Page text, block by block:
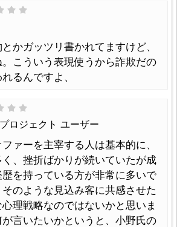
かガッツリ書かれてますけど、
こういう表現使うから詐欺だの
るんですよ、
ロジェクト ユーザー
ァーを主宰する人は基本的に、
、挫折ばかりが続いていたが成
を持っている方が非常に多いで
のような見込み客に共感させた
理戦略なのではないかと思いま
言いたいかというと、小野氏の